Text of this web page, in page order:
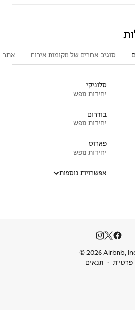
אתרים פופולריים בקרבת מקום